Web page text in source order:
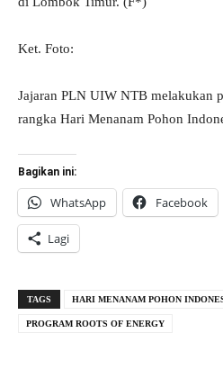
Ket. Foto:
Jajaran PLN UIW NTB melakukan
rangka Hari Menanam Pohon
Bagikan ini:
WhatsApp Facebook
Lagi
TAGS HARI MENANAM POHON
PROGRAM ROOTS OF ENERGY